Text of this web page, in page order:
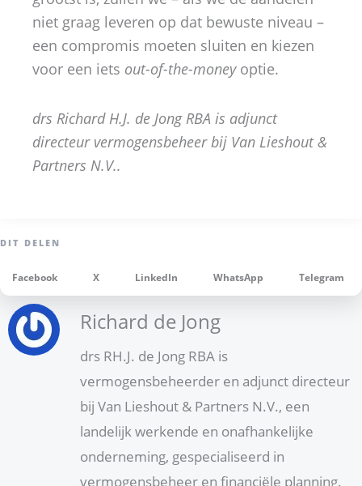
niet graag leveren op dat bewuste niveau –
een compromis moeten sluiten en kiezen
voor een iets out-of-the-moneyoptie.
drs Richard H.J. de Jong RBA is adjunct
directeur vermogensbeheer bij Van Lieshout &
Partners N.V..
Facebook X LinkedIn WhatsApp Telegram
Richard de Jong
drs RH.J. de Jong RBA is
vermogensbeheerder en adjunct directeur
bij Van Lieshout & Partners N.V., een
landelijk werkende en onafhankelijke
onderneming, gespecialiseerd in
vermogensbeheer en financiële planning.